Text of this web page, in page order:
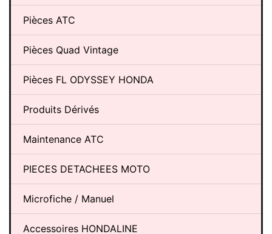
Pièces ATC
Pièces Quad Vintage
Pièces FL ODYSSEY HONDA
Produits Dérivés
Maintenance ATC
PIECES DETACHEES MOTO
Microfiche / Manuel
Accessoires HONDALINE